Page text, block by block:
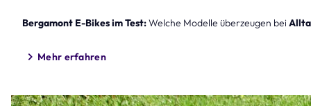
Bergamont E-Bikes im Test:Welche Modelle überzeugen bei
Mehr erfahren